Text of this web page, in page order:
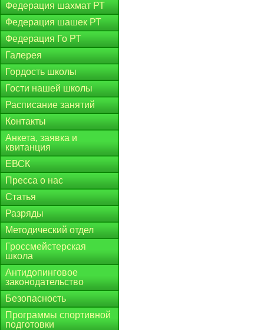
Федерация шахмат РТ
Федерация шашек РТ
Федерация Го РТ
Галерея
Гордость школы
Гости нашей школы
Расписание занятий
Контакты
Анкета, заявка и
квитанция
ЕВСК
Пресса о нас
Статья
Разряды
Методический отдел
Гроссмейстерская
школа
Антидопинговое
законодательство
Безопасность
Программы спортивной
подготовки